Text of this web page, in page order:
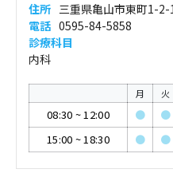
住所 三重県亀山市東町1-
電話 0595-84-5858
診療科目
内科
月 火
08:30 ~12:00 ● ●
15:00 ~18:30 ● ●